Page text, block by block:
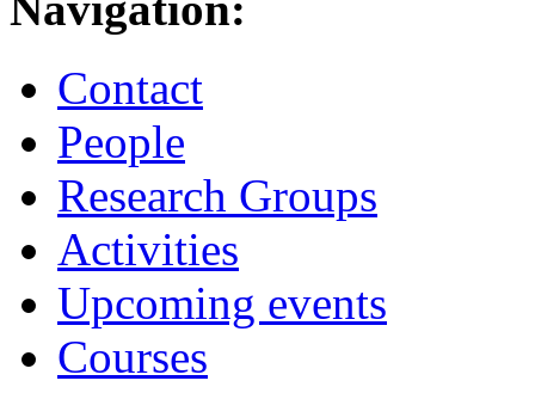
Contact
People
Research Groups
Activities
Upcoming events
Courses